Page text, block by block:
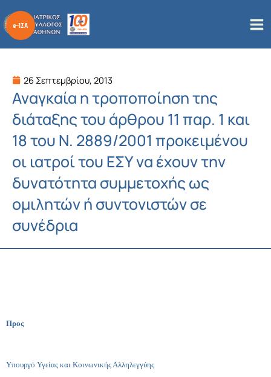
στο
περιεχόμενο
26 Σεπτεμβρίου, 2013
Αναγκαία η τροποποίηση της
διάταξης του άρθρου 11 παρ. 1 και
18 του Ν. 2889/2001 προκειμένου
οι ιατροί του ΕΣΥ να έχουν την
δυνατότητα συμμετοχής ως
ομιλητών ή συντονιστών σε
συνέδρια
Προς
Υπουργό Υγείας και Κοινωνικής Αλληλεγγύης